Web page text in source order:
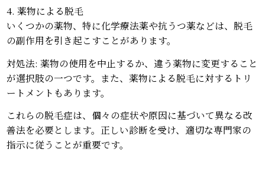
4. 薬物による脱毛
いくつかの薬物、特に化学療法薬や抗うつ薬などは、脱毛
の副作用を引き起こすことがあります。
対処法: 薬物の使用を中止するか、違う薬物に変更すること
が選択肢の一つです。また、薬物による脱毛に対するトリ
ートメントもあります。
これらの脱毛症は、個々の症状や原因に基づいて異なる改
善法を必要とします。正しい診断を受け、適切な専門家の
指示に従うことが重要です。